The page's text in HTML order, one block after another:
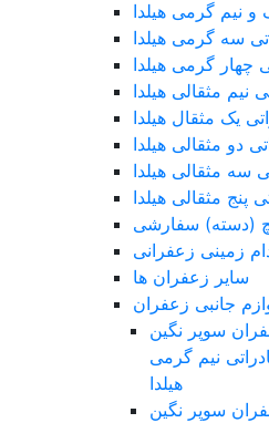
نیم گرمی هیلدا
سه گرمی هیلدا
چهار گرمی هیلدا
نیم مثقالی هیلدا
یک مثقال هیلدا
دو مثقالی هیلدا
سه مثقالی هیلدا
پنج مثقالی هیلدا
(دسته) سفارشی
زمینی زعفرانی
سایر زعفران ها
جانبی زعفران
سوپر نگین
نیم گرمی
هیلدا
سوپر نگین